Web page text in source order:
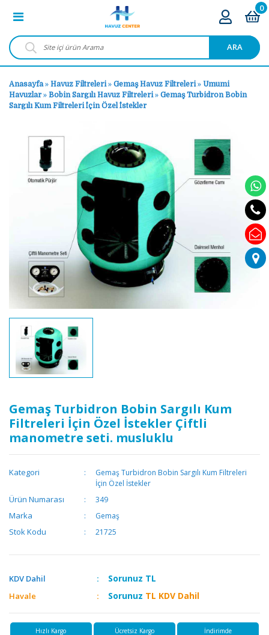
ARA
0
Anasayfa» Havuz Filtreleri» Gemaş Havuz Filtreleri» Umumi
Havuzlar» Bobin Sargılı Havuz Filtreleri» Gemaş Turbidron Bobin
Sargılı Kum Filtreleri İçin Özel İstekler
Gemaş Turbidron Bobin Sargılı Kum
Filtreleri İçin Özel İstekler Çiftli
manometre seti. musluklu
Kategori
Gemaş Turbidron Bobin Sargılı Kum Filtreleri
İçin Özel İstekler
Ürün Numarası 349
Marka Gemaş
Stok Kodu 21725
KDV Dahil Sorunuz TL
Havale Sorunuz TL KDV Dahil
Hızlı Kargo Ücretsiz Kargo İndirimde